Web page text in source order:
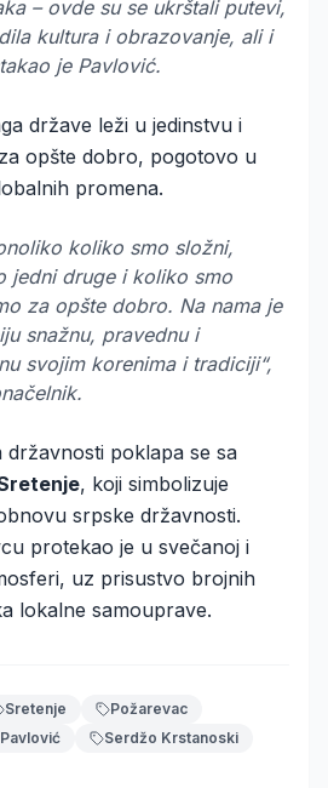
– ovde su se ukrštali putevi,
kultura i obrazovanje, ali i
je Pavlović.
države leži u jedinstvu i
opšte dobro, pogotovo u
promena.
koliko smo složni,
jedni druge i koliko smo
za opšte dobro. Na nama je
snažnu, pravednu i
svojim korenima i tradiciji“,
državnosti poklapa se sa
, koji simbolizuje
srpske državnosti.
protekao je u svečanoj i
uz prisustvo brojnih
lokalne samouprave.
Sretenje
Požarevac
Serdžo Krstanoski